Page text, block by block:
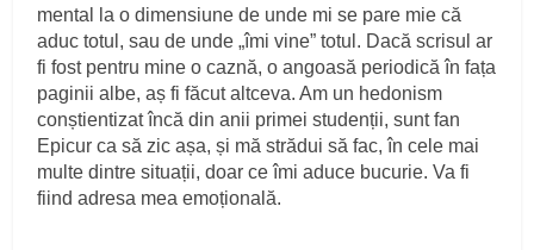
mental la o dimensiune de unde mi se pare mie că
aduc totul, sau de unde „îmi vine” totul. Dacă scrisul ar
fi fost pentru mine o caznă, o angoasă periodică în fața
paginii albe, aș fi făcut altceva. Am un hedonism
conștientizat încă din anii primei studenții, sunt fan
Epicur ca să zic așa, și mă strădui să fac, în cele mai
multe dintre situații, doar ce îmi aduce bucurie. Va fi
fiind adresa mea emoțională.